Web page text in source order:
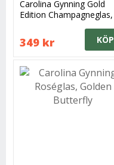
Carolina Gynning Gold
Edition Champagneglas,
349 kr KÖP